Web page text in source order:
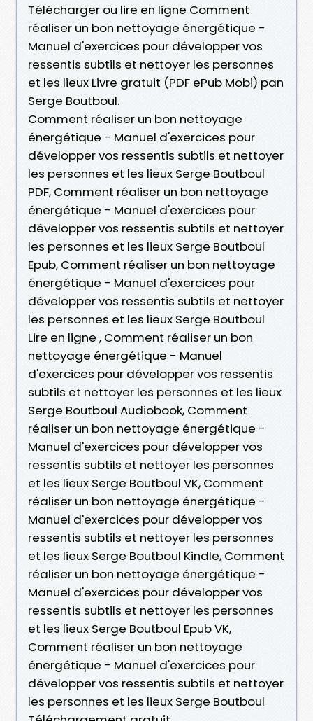
Télécharger ou lire en ligne Comment
réaliser un bon nettoyage énergétique -
Manuel d'exercices pour développer vos
ressentis subtils et nettoyer les personnes
et les lieux Livre gratuit (PDF ePub Mobi) pan
Serge Boutboul.
Comment réaliser un bon nettoyage
énergétique - Manuel d'exercices pour
développer vos ressentis subtils et nettoyer
les personnes et les lieux Serge Boutboul
PDF, Comment réaliser un bon nettoyage
énergétique - Manuel d'exercices pour
développer vos ressentis subtils et nettoyer
les personnes et les lieux Serge Boutboul
Epub, Comment réaliser un bon nettoyage
énergétique - Manuel d'exercices pour
développer vos ressentis subtils et nettoyer
les personnes et les lieux Serge Boutboul
Lire en ligne , Comment réaliser un bon
nettoyage énergétique - Manuel
d'exercices pour développer vos ressentis
subtils et nettoyer les personnes et les lieux
Serge Boutboul Audiobook, Comment
réaliser un bon nettoyage énergétique -
Manuel d'exercices pour développer vos
ressentis subtils et nettoyer les personnes
et les lieux Serge Boutboul VK, Comment
réaliser un bon nettoyage énergétique -
Manuel d'exercices pour développer vos
ressentis subtils et nettoyer les personnes
et les lieux Serge Boutboul Kindle, Comment
réaliser un bon nettoyage énergétique -
Manuel d'exercices pour développer vos
ressentis subtils et nettoyer les personnes
et les lieux Serge Boutboul Epub VK,
Comment réaliser un bon nettoyage
énergétique - Manuel d'exercices pour
développer vos ressentis subtils et nettoyer
les personnes et les lieux Serge Boutboul